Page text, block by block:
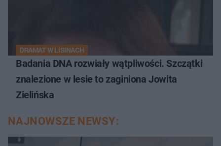
DRAMAT W LISINACH
Badania DNA rozwiały wątpliwości. Szczątki
znalezione w lesie to zaginiona Jowita
Zielińska
NAJNOWSZE NEWSY: